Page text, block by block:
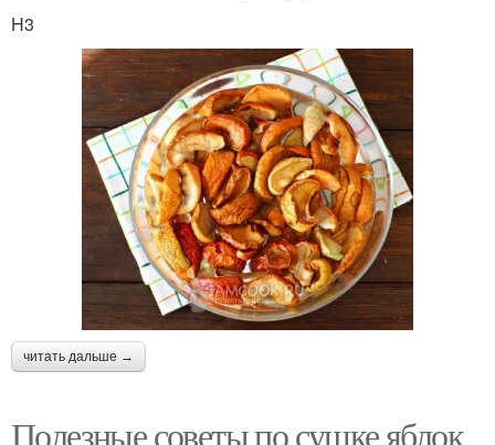
H3
читать дальше →
Полезные советы по сушке яблок